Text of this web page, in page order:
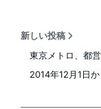
新しい投稿
東京メトロ、都
2014年12月1日か